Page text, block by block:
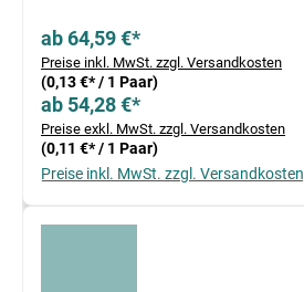
ab 64,59 €*
Preise inkl. MwSt. zzgl. Versandkosten
(0,13 €* / 1 Paar)
ab 54,28 €*
Preise exkl. MwSt. zzgl. Versandkosten
(0,11 €* / 1 Paar)
Preise inkl. MwSt. zzgl. Versandkosten